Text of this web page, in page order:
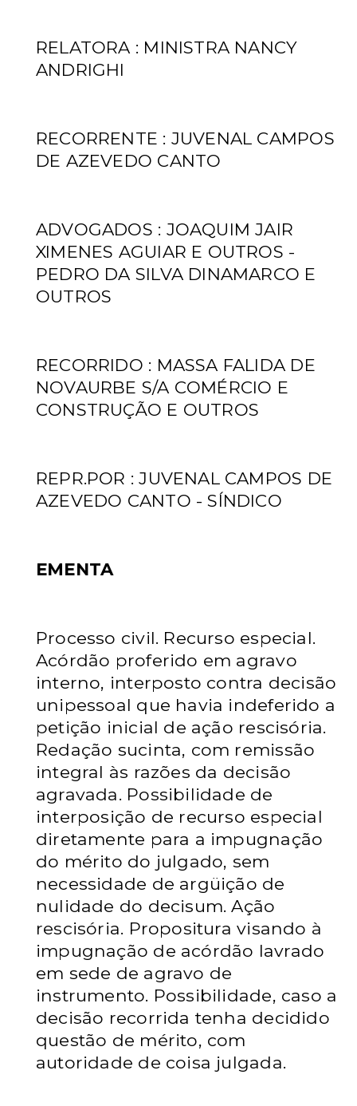
RELATORA : MINISTRA NANCY
ANDRIGHI
RECORRENTE : JUVENAL CAMPOS
DE AZEVEDO CANTO
ADVOGADOS : JOAQUIM JAIR
XIMENES AGUIAR E OUTROS -
PEDRO DA SILVA DINAMARCO E
OUTROS
RECORRIDO : MASSA FALIDA DE
NOVAURBE S/A COMÉRCIO E
CONSTRUÇÃO E OUTROS
REPR.POR : JUVENAL CAMPOS DE
AZEVEDO CANTO - SÍNDICO
EMENTA
Processo civil. Recurso especial.
Acórdão proferido em agravo
interno, interposto contra decisão
unipessoal que havia indeferido a
petição inicial de ação rescisória.
Redação sucinta, com remissão
integral às razões da decisão
agravada. Possibilidade de
interposição de recurso especial
diretamente para a impugnação
do mérito do julgado, sem
necessidade de argüição de
nulidade do decisum.Ação
rescisória. Propositura visando à
impugnação de acórdão lavrado
em sede de agravo de
instrumento. Possibilidade, caso a
decisão recorrida tenha decidido
questão de mérito, com
autoridade de coisa julgada.